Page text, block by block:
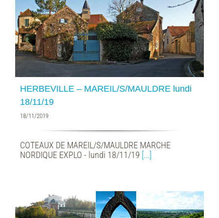
HERBEVILLE – MAREIL/S/MAULDRE lundi
18/11/19
18/11/2019
COTEAUX DE MAREIL/S/MAULDRE MARCHE
NORDIQUE EXPLO - lundi 18/11/19 [...]